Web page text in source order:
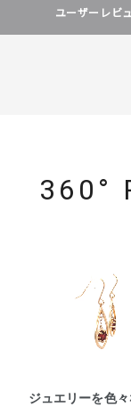
ユーザーレビ
360°
ジュエリーを色